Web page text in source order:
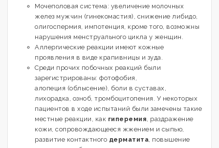
Мочеполовая система: увеличение молочных
желез мужчин (гинекомастия), снижение либидо,
олигоспермия, импотенция, кроме того, возможны
нарушения менструального цикла у женщин.
Аллергические реакции имеют кожные
проявления в виде крапивницы и зуда.
Среди прочих побочных реакций были
зарегистрированы: фотофобия,
алопеция (облысение), боли в суставах,
лихорадка, озноб, тромбоцитопения. У некоторых
пациентов в ходе испытаний были замечены такие
местные реакции, как гиперемия , раздражение
кожи, сопровождающееся жжением и сыпью,
развитие контактного дерматита , повышение